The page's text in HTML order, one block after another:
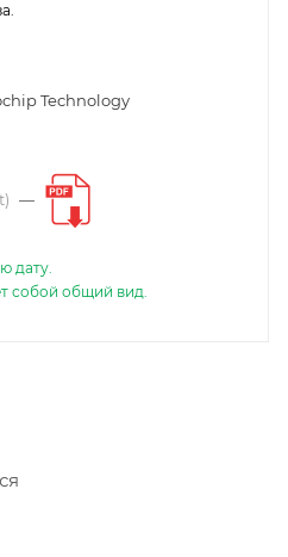
Technology
—
дату.
собой общий вид.